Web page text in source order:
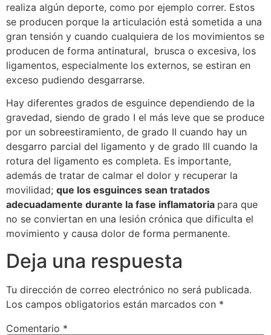
realiza algún deporte, como por ejemplo correr. Estos
se producen porque la articulación está sometida a una
gran tensión y cuando cualquiera de los movimientos se
producen de forma antinatural, brusca o excesiva, los
ligamentos, especialmente los externos, se estiran en
exceso pudiendo desgarrarse.
Hay diferentes grados de esguince dependiendo de la
gravedad, siendo de grado I el más leve que se produce
por un sobreestiramiento, de grado II cuando hay un
desgarro parcial del ligamento y de grado III cuando la
rotura del ligamento es completa. Es importante,
además de tratar de calmar el dolor y recuperar la
movilidad; que los esguinces sean tratados
adecuadamente durante la fase inflamatoria para que
no se conviertan en una lesión crónica que dificulta el
movimiento y causa dolor de forma permanente.
Deja una respuesta
Tu dirección de correo electrónico no será publicada.
Los campos obligatorios están marcados con *
Comentario *